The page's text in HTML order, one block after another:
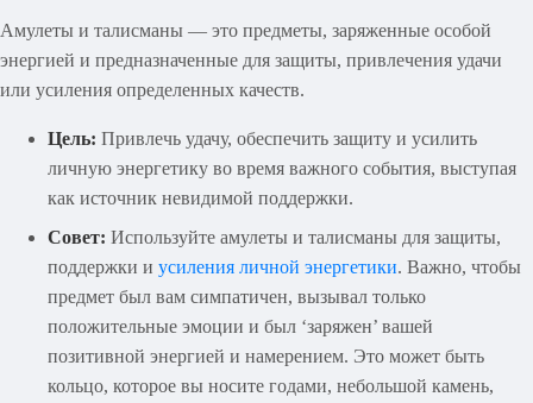
Амулеты и талисманы — это предметы, заряженные особой
энергией и предназначенные для защиты, привлечения удачи
или усиления определенных качеств.
Цель: Привлечь удачу, обеспечить защиту и усилить
личную энергетику во время важного события, выступая
как источник невидимой поддержки.
Совет: Используйте амулеты и талисманы для защиты,
поддержки и усиления личной энергетики. Важно, чтобы
предмет был вам симпатичен, вызывал только
положительные эмоции и был ‘заряжен’ вашей
позитивной энергией и намерением. Это может быть
кольцо, которое вы носите годами, небольшой камень,